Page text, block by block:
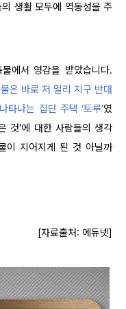
생활 모두에 역동성을 주
에서 영감을 받았습니다.
은 바로 저 멀리 지구 반대
타나는 집단 주택 ‘토루’였
것’에 대한 사람들의 생각
이 지어지게 된 것 아닐까
[자료출처: 에듀넷]